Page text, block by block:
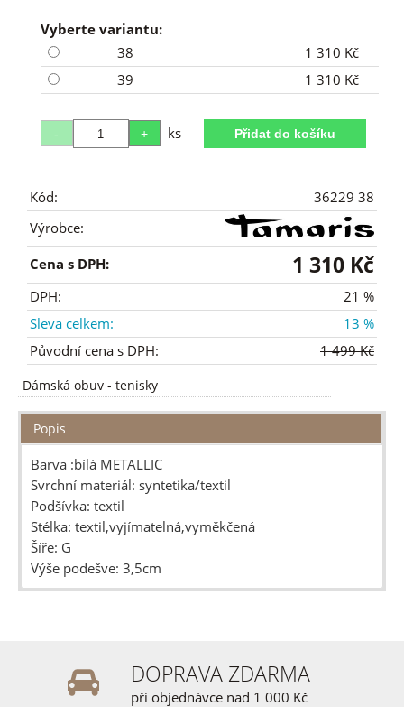
Vyberte variantu:
38
1 310 Kč
39
1 310 Kč
ks
Kód:
36229 38
Výrobce:
Cena s DPH:
1 310 Kč
DPH:
21 %
Sleva celkem:
13 %
Původní cena s DPH:
1 499 Kč
Dámská obuv - tenisky
Popis
Barva :bílá METALLIC
Svrchní materiál: syntetika/textil
Podšívka: textil
Stélka: textil,vyjímatelná,vyměkčená
Šíře: G
Výše podešve: 3,5cm
DOPRAVA ZDARMA
při objednávce nad 1 000 Kč